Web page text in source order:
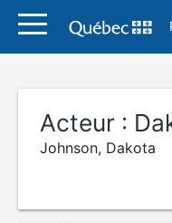
Acteur :
Johnson, Dakota